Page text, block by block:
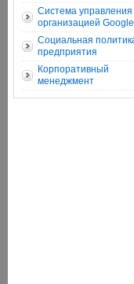
Система управления
организацией Google
Социальная
предприятия
Корпоративный
менеджмент